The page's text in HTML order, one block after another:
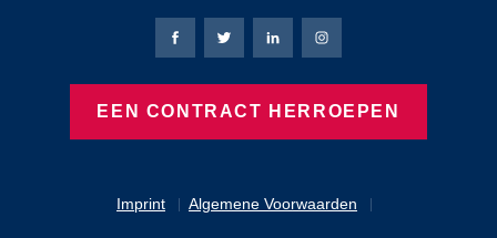
Imprint Algemene Voorwaarden
Bierbaum-Proenen Facebook-pagina
Bierbaum-Proenen X-pagina
Bierbaum-Proenen
Bierbaum-Proenen
EEN CONTRACT HERROEPEN